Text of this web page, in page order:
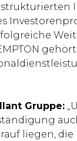
Gruppe:
liegen,